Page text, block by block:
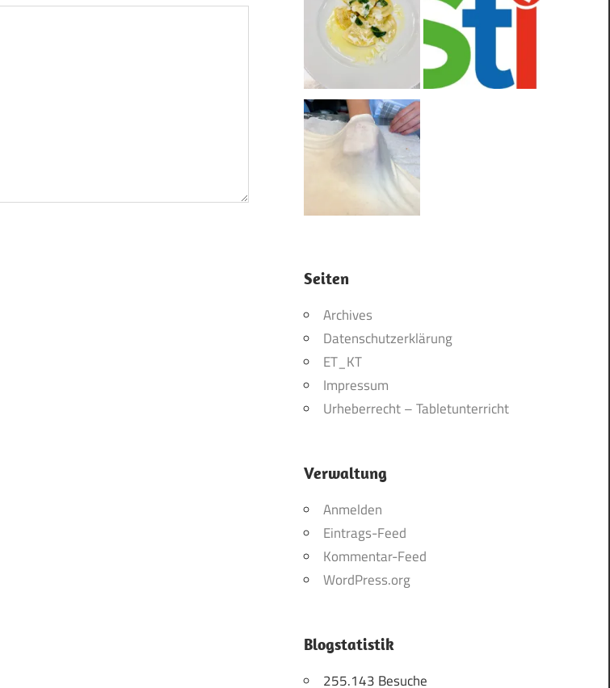
Seiten
Archives
Datenschutzerklärung
ET_KT
Impressum
Urheberrecht – Tabletunterricht
Verwaltung
Anmelden
Eintrags-Feed
Kommentar-Feed
WordPress.org
Blogstatistik
255.143 Besuche